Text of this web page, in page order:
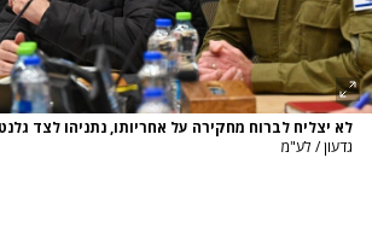
לא יצליח לברוח מחקירה על אחריותו, נתניהו לצד גלנט
גדעון / לע"מ